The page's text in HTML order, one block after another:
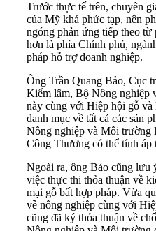
Trước thực tế trên, chuyên
của Mỹ khá phức tạp, nên
ngóng phản ứng tiếp theo từ
hơn là phía Chính phủ,
pháp hỗ trợ doanh nghiệp.
Ông Trần Quang Bảo, Cục
Kiểm lâm, Bộ Nông nghiệp
này cùng với Hiệp hội gỗ và
danh mục về tất cả các sản
Nông nghiệp và Môi
Công Thương có thể tính áp
Ngoài ra, ông Bảo cũng lưu
việc thực thi thỏa thuận về
mại gỗ bất hợp pháp. Vừa
về nông nghiệp cùng với
cũng đã ký thỏa thuận về